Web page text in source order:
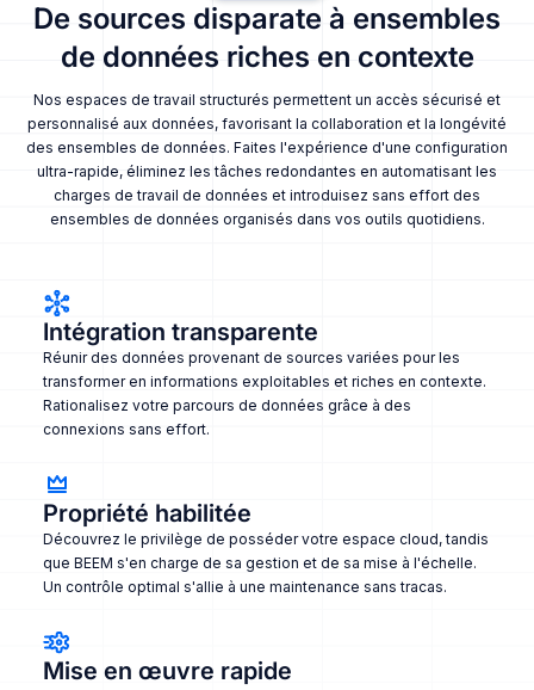
De sources disparate à ensembles
de données riches en contexte
Nos espaces de travail structurés permettent un accès sécurisé et
personnalisé aux données, favorisant la collaboration et la longévité
des ensembles de données. Faites l'expérience d'une configuration
ultra-rapide, éliminez les tâches redondantes en automatisant les
charges de travail de données et introduisez sans effort des
ensembles de données organisés dans vos outils quotidiens.
Intégration transparente
Réunir des données provenant de sources variées pour les
transformer en informations exploitables et riches en contexte.
Rationalisez votre parcours de données grâce à des
connexions sans effort.
Propriété habilitée
Découvrez le privilège de posséder votre espace cloud, tandis
que BEEM s'en charge de sa gestion et de sa mise à l'échelle.
Un contrôle optimal s'allie à une maintenance sans tracas.
Mise en œuvre rapide